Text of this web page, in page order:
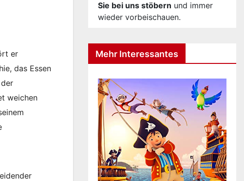
er
das Essen
weichen
Sie bei uns stöbern und immer
wieder vorbeischauen.
Mehr Interessantes